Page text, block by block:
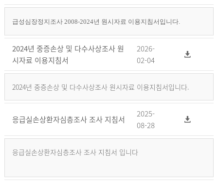
급성심장정지조사 2008-2024년 원시자료 이용지침서입니다.
2024년 중증손상 및 다수사상조사 원
시자료 이용지침서
2026-
02-04
2024년 중증손상 및 다수사상조사 원시자료 이용지침서입니다.
응급실손상환자심층조사 조사 지침서
2025-
08-28
응급실손상환자심층조사 조사 지침서 입니다